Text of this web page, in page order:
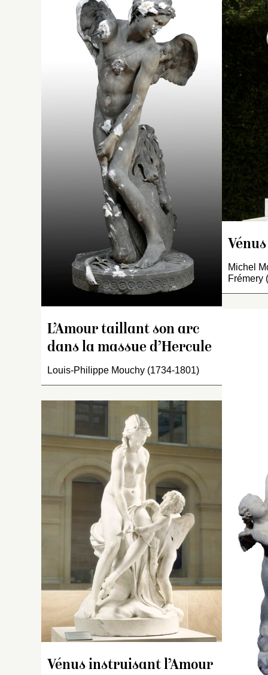
L’Amour taillant son arc
dans la massue d’Hercule
Louis-Philippe Mouchy (1734-1801)
«
Vénus instruisant l’Amour
«
Michel
Frémery